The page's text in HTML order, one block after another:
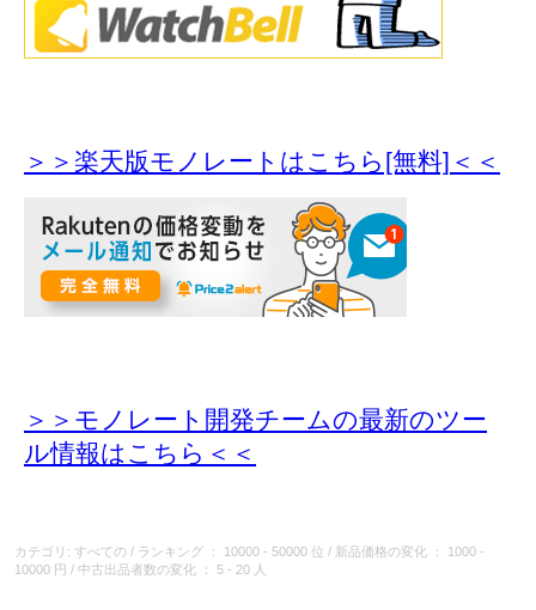
＞＞楽天版モノレートはこちら[無料]＜＜
＞＞モノレート開発チームの最新のツー
ル情報はこちら＜＜
カテゴリ: すべての / ランキング ： 10000 - 50000 位 / 新品価格の変化
： 1000 -
10000 円
/ 中古出品者数の変化 ： 5 - 20 人